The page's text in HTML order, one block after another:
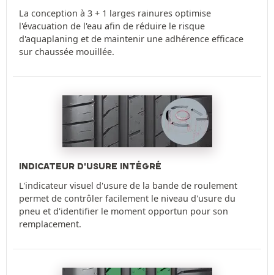
La conception à 3 + 1 larges rainures optimise
l'évacuation de l'eau afin de réduire le risque
d'aquaplaning et de maintenir une adhérence efficace
sur chaussée mouillée.
INDICATEUR D'USURE INTÉGRÉ
L'indicateur visuel d'usure de la bande de roulement
permet de contrôler facilement le niveau d'usure du
pneu et d'identifier le moment opportun pour son
remplacement.